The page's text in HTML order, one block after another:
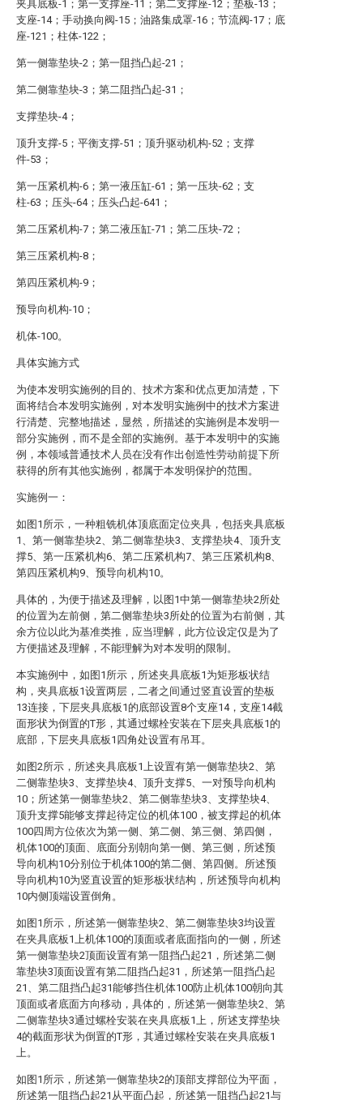
夹具底板-1；第一支撑座-11；第二支撑座-12；垫板-13；
支座-14；手动换向阀-15；油路集成罩-16；节流阀-17；底
座-121；柱体-122；
第一侧靠垫块-2；第一阻挡凸起-21；
第二侧靠垫块-3；第二阻挡凸起-31；
支撑垫块-4；
顶升支撑-5；平衡支撑-51；顶升驱动机构-52；支撑
件-53；
第一压紧机构-6；第一液压缸-61；第一压块-62；支
柱-63；压头-64；压头凸起-641；
第二压紧机构-7；第二液压缸-71；第二压块-72；
第三压紧机构-8；
第四压紧机构-9；
预导向机构-10；
机体-100。
具体实施方式
为使本发明实施例的目的、技术方案和优点更加清楚，下
面将结合本发明实施例，对本发明实施例中的技术方案进
行清楚、完整地描述，显然，所描述的实施例是本发明一
部分实施例，而不是全部的实施例。基于本发明中的实施
例，本领域普通技术人员在没有作出创造性劳动前提下所
获得的所有其他实施例，都属于本发明保护的范围。
实施例一：
如图1所示，一种粗铣机体顶底面定位夹具，包括夹具底板
1、第一侧靠垫块2、第二侧靠垫块3、支撑垫块4、顶升支
撑5、第一压紧机构6、第二压紧机构7、第三压紧机构8、
第四压紧机构9、预导向机构10。
具体的，为便于描述及理解，以图1中第一侧靠垫块2所处
的位置为左前侧，第二侧靠垫块3所处的位置为右前侧，其
余方位以此为基准类推，应当理解，此方位设定仅是为了
方便描述及理解，不能理解为对本发明的限制。
本实施例中，如图1所示，所述夹具底板1为矩形板状结
构，夹具底板1设置两层，二者之间通过竖直设置的垫板
13连接，下层夹具底板1的底部设置8个支座14，支座14截
面形状为倒置的T形，其通过螺栓安装在下层夹具底板1的
底部，下层夹具底板1四角处设置有吊耳。
如图2所示，所述夹具底板1上设置有第一侧靠垫块2、第
二侧靠垫块3、支撑垫块4、顶升支撑5、一对预导向机构
10；所述第一侧靠垫块2、第二侧靠垫块3、支撑垫块4、
顶升支撑5能够支撑起待定位的机体100，被支撑起的机体
100四周方位依次为第一侧、第二侧、第三侧、第四侧，
机体100的顶面、底面分别朝向第一侧、第三侧，所述预
导向机构10分别位于机体100的第二侧、第四侧。所述预
导向机构10为竖直设置的矩形板状结构，所述预导向机构
10内侧顶端设置倒角。
如图1所示，所述第一侧靠垫块2、第二侧靠垫块3均设置
在夹具底板1上机体100的顶面或者底面指向的一侧，所述
第一侧靠垫块2顶面设置有第一阻挡凸起21，所述第二侧
靠垫块3顶面设置有第二阻挡凸起31，所述第一阻挡凸起
21、第二阻挡凸起31能够挡住机体100防止机体100朝向其
顶面或者底面方向移动，具体的，所述第一侧靠垫块2、第
二侧靠垫块3通过螺栓安装在夹具底板1上，所述支撑垫块
4的截面形状为倒置的T形，其通过螺栓安装在夹具底板1
上。
如图1所示，所述第一侧靠垫块2的顶部支撑部位为平面，
所述第一阻挡凸起21从平面凸起，所述第一阻挡凸起21与